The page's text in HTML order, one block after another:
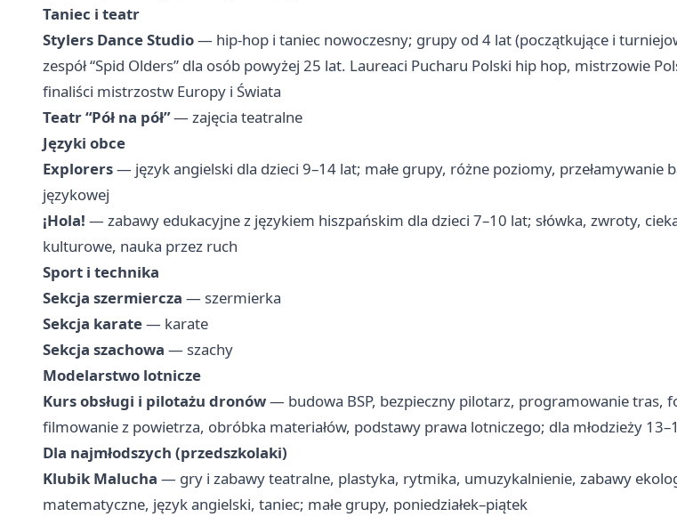
Taniec i teatr
Stylers Dance Studio— hip-hop i taniec nowoczesny; grupy od 4 lat (początkujące i
zespół “Spid Olders” dla osób powyżej 25 lat. Laureaci Pucharu Polski hip hop, mistrzowie
finaliści mistrzostw Europy i Świata
Teatr “Pół na pół”— zajęcia teatralne
Języki obce
Explorers— język angielski dla dzieci 9–14 lat; małe grupy, różne poziomy, przełamywanie
językowej
¡Hola! — zabawy edukacyjne z językiem hiszpańskim dla dzieci 7–10 lat; słówka, zwroty,
kulturowe, nauka przez ruch
Sport i technika
Sekcja szermiercza — szermierka
Sekcja karate— karate
Sekcja szachowa — szachy
Modelarstwo lotnicze
Kurs obsługi i pilotażu dronów— budowa BSP, bezpieczny pilotarz, programowanie tras,
filmowanie z powietrza, obróbka materiałów, podstawy prawa lotniczego; dla młodzieży
Dla najmłodszych (przedszkolaki)
Klubik Malucha — gry i zabawy teatralne, plastyka, rytmika, umuzykalnienie, zabawy
matematyczne, język angielski, taniec; małe grupy, poniedziałek–piątek